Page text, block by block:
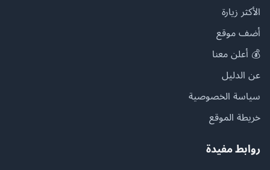
الأكثر زيارة
أضف موقع
💰 أعلن معنا
عن الدليل
سياسة الخصوصية
خريطة الموقع
روابط مفيدة